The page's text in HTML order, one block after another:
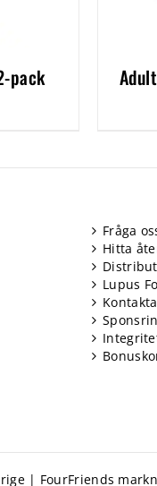
pack
Fråga
Hitta
Lupus
| FourFriends